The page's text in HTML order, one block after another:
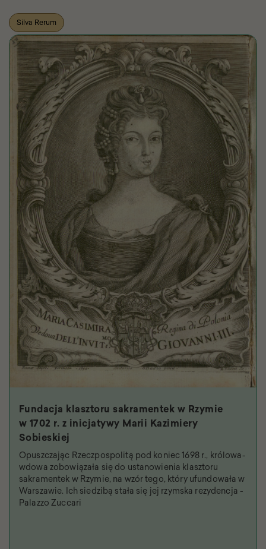
Silva Rerum
Fundacja klasztoru sakramentek w Rzymie
w 1702 r. z inicjatywy Marii Kazimiery
Sobieskiej
Opuszczając Rzeczpospolitą pod koniec 1698 r., królowa-
wdowa zobowiązała się do ustanowienia klasztoru
sakramentek w Rzymie, na wzór tego, który ufundowała w
Warszawie. Ich siedzibą stała się jej rzymska rezydencja -
Palazzo Zuccari